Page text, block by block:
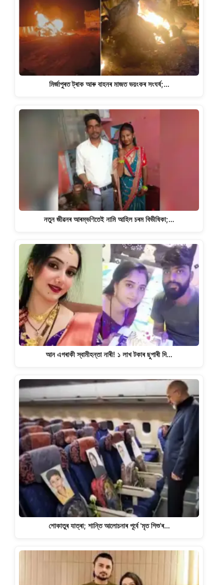
মিৰ্জাপুৰত ট্ৰাক আৰু বাহনৰ মাজত ভয়ংকৰ সংঘৰ্ষ;…
নতুন জীৱনৰ আৰম্ভণিতেই নামি আহিল চৰম বিভীষিকা;…
আন এগৰাকী স্বামীহন্তা নাৰী! ১ লাখ টকাৰ ছুপাৰী দি…
শোকাতুৰ যাত্ৰা; শান্তি আলোচনাৰ পূৰ্বে 'মৃত শিশু’ৰ…